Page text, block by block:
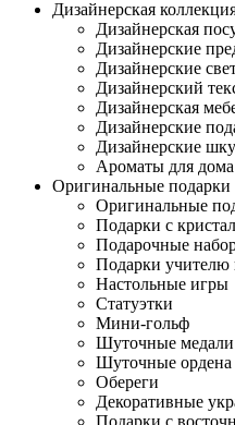
Дизайнерская
Дизайнерская
Дизайнерские
Дизайнерские
Дизайнерский
Дизайнерская
Дизайнерские
Дизайнерские
Ароматы для дома
Оригинальные подарки
Оригинальные
Подарки с
Подарочные
Подарки учителю
Настольные игры
Статуэтки
Мини-гольф
Шуточные медали
Шуточные ордена
Обереги
Декоративные
Подарки с